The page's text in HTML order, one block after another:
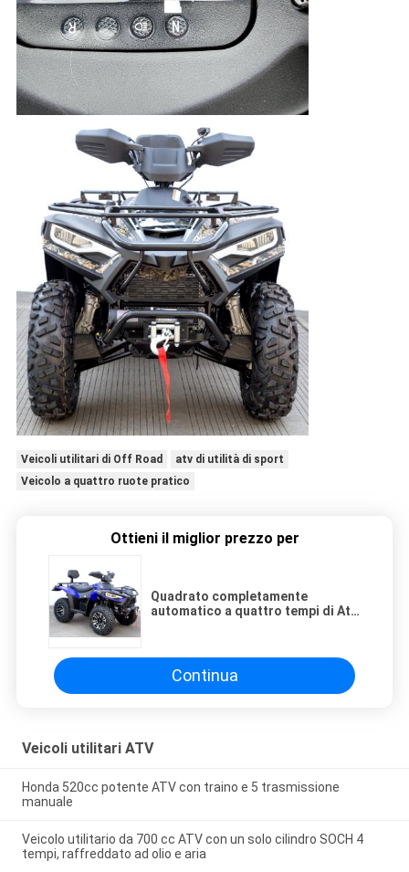
Veicoli utilitari di Off Road
atv di utilità di sport
Veicolo a quattro ruote pratico
Ottieni il miglior prezzo per
Quadrato completamente
automatico a quattro tempi di Atv
Continua
Veicoli utilitari ATV
Honda 520cc potente ATV con traino e 5 trasmissione
manuale
Veicolo utilitario da 700 cc ATV con un solo cilindro SOCH 4
tempi, raffreddato ad olio e aria